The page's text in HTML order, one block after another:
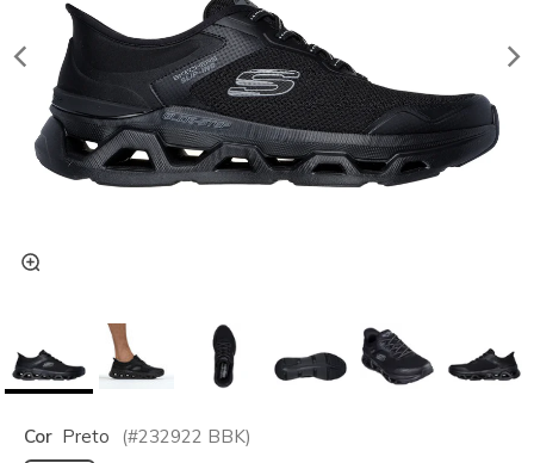
Cor Preto (#232922 BBK)